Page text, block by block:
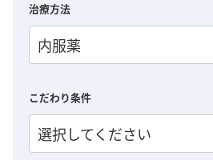
治療方法
内服薬
こだわり条件
選択してください